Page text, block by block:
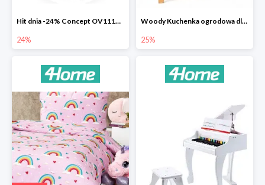
Hit dnia -24% Concept OV1110 osuszacz powietrza Perfect Air
24%
Woody Kuchenka ogrodowa dla dzieci Rosalie
25%